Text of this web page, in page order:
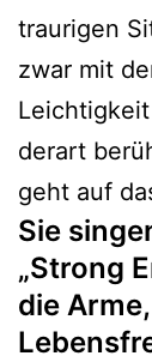
traurigen
zwar mit
derart
geht auf
Sie
„Strong
die